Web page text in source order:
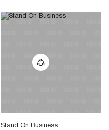
Stand On Business